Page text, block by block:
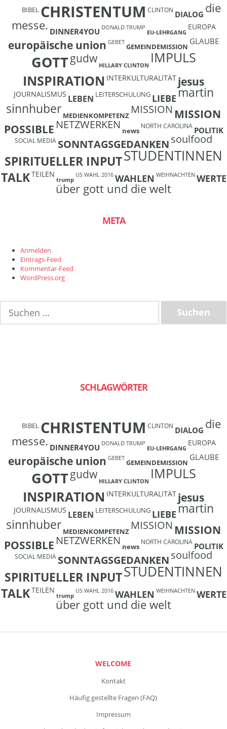
BIBEL CHRISTENTUM CLINTON DIALOG die
messe. DINNER4YOU DONALD TRUMP
EU-LEHRGANG
EUROPA
europäische union GEBET GEMEINDEMISSION
GLAUBE
GOTTgudw HILLARY CLINTON IMPULS
INSPIRATION INTERKULTURALITÄT jesus
JOURNALISMUS LEBEN LEITERSCHULUNG LIEBEmartin
sinnhuber MEDIENKOMPETENZ MISSION MISSION
POSSIBLE NETZWERKEN news
NORTH CAROLINA POLITIK
SOCIAL MEDIA SONNTAGSGEDANKENsoulfood
SPIRITUELLER INPUTSTUDENTINNEN
TALKTEILEN
trump
US WAHL 2016 WAHLEN WEIHNACHTEN WERTE
über gott und die welt
META
Anmelden
Eintrags-Feed
Kommentar-Feed
WordPress.org
nach:
SCHLAGWÖRTER
BIBEL CHRISTENTUM CLINTON DIALOG die
messe. DINNER4YOU DONALD TRUMP
EU-LEHRGANG
EUROPA
europäische union GEBET GEMEINDEMISSION
GLAUBE
GOTTgudw HILLARY CLINTON IMPULS
INSPIRATION INTERKULTURALITÄT jesus
JOURNALISMUS LEBEN LEITERSCHULUNG LIEBEmartin
sinnhuber MEDIENKOMPETENZ MISSION MISSION
POSSIBLE NETZWERKEN news
NORTH CAROLINA POLITIK
SOCIAL MEDIA SONNTAGSGEDANKENsoulfood
SPIRITUELLER INPUTSTUDENTINNEN
TALKTEILEN
trump
US WAHL 2016 WAHLEN WEIHNACHTEN WERTE
über gott und die welt
WELCOME
Kontakt
Häufig gestellte Fragen (FAQ)
Impressum